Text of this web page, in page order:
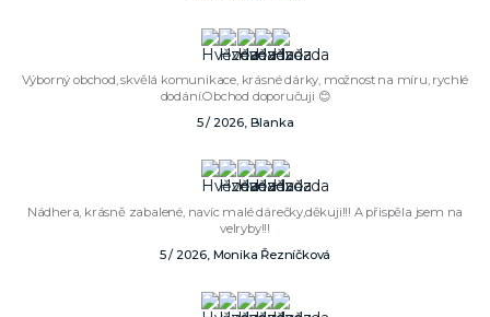
Výborný obchod, skvělá komunikace, krásné dárky, možnost na míru, rychlé
dodání.Obchod doporučuji 😊
5 / 2026, Blanka
Nádhera, krásně zabalené, navíc malé dárečky,děkuji!!! A přispěla jsem na
velryby!!!
5 / 2026, Monika Řezníčková